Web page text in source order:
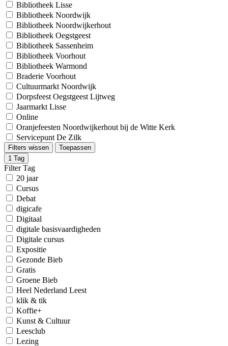
Bibliotheek Lisse
Bibliotheek Noordwijk
Bibliotheek Noordwijkerhout
Bibliotheek Oegstgeest
Bibliotheek Sassenheim
Bibliotheek Voorhout
Bibliotheek Warmond
Braderie Voorhout
Cultuurmarkt Noordwijk
Dorpsfeest Oegstgeest Lijtweg
Jaarmarkt Lisse
Online
Oranjefeesten Noordwijkerhout bij de Witte Kerk
Servicepunt De Zilk
Filters wissen
Toepassen
1 Tag
Filter Tag
20 jaar
Cursus
Debat
digicafe
Digitaal
digitale basisvaardigheden
Digitale cursus
Expositie
Gezonde Bieb
Gratis
Groene Bieb
Heel Nederland Leest
klik & tik
Koffie+
Kunst & Cultuur
Leesclub
Lezing